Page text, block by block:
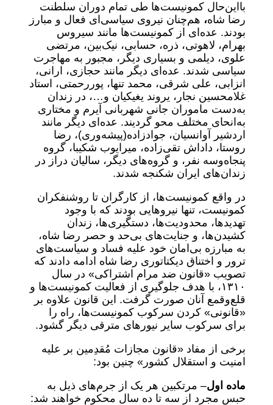
بااین‌حال کمونیست‌ها طی تمام دوران سلطنت
رضا شاه، هم‌چنان نیروی سیاسی‌ای فعال و مبارز
بودند. عده‌ای از کمونیست‌ها مانند سیروس
بهرام، لاهوتی، ذره، حسابی، نیک‌بین، مرتضی
علوی، دیلمی و بسیاری دیگر، مجبور به مهاجرت
سیاسی شدند. عده‌ای دیگر مانند حجازی، ارانی،
انزابی، علی شرقی، محمد تنها، پوررحمتی، استاد
غلامحسین نجار، یروند یغیکیان و…، در زندان
به‌دست ماموران جانی شهربانی آیرم و مختاری
به‌انحای مختلف محو گردیند. عده‌ای دیگر مانند
اردشیر آوانسیان، جوادزاده‌(پیشه‌وری)، رضا
روستا، داداش تقی‌زاده، میرایوب شکیبا، گروه
پنجاه‌و‌سه نفر، و گروه‌های دیگر، سالیان دراز در
زندان‌های ایران شکنجه شدند.
در ‌واقع کمونیست‌ها، از کارگران تا روشنفکران
کمونیست، تنها نیروهایی بودند که با وجود
تهدیدها، محدودیت‌ها، دستگیری‌ها، زندان
کشیدن‌ها، و جنایت‌های بی‌حد و حصر رضا شاه،
به مبارزه بی‌امان خود علیه فساد و سیاست‌های
ترور و اختناق دیکتاتوری رضا شاه ادامه دادند که
تصویب «قانون ضد مرام اشتراکی» در سال
۱۳۱۰، با هدف جلوگیری از فعالیت کمونیست‌ها و
قلع‌و‌قمع آنان صورت گرفت. این قانون علاوه بر
«قانونی» کردن سرکوب کمونیست‌ها، راه را
برای سرکوب سایر نیورهای مترقی دیگر گشود.
برخی از مفاد «قانون مجازات مُقدِمین بر علیه
امنیت و استقلال کشور» چنین بود:
ماده اول– مرتکبین هر یک از جرم‌های ذیل به
حبس مجرد از سه تا ده سال محکوم خواهند شد: